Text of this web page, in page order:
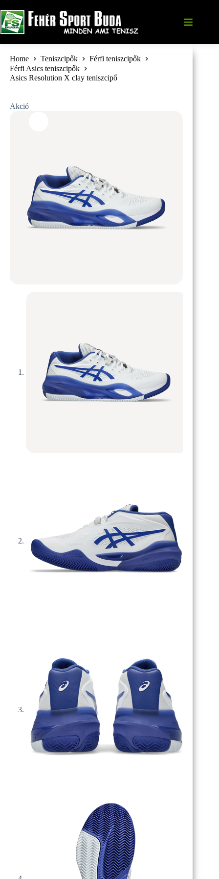
to
content
Home Teniszcipők
Férfi teniszcipők
Férfi Asics teniszcipők
Asics Resolution X clay teniszcipő
Akció